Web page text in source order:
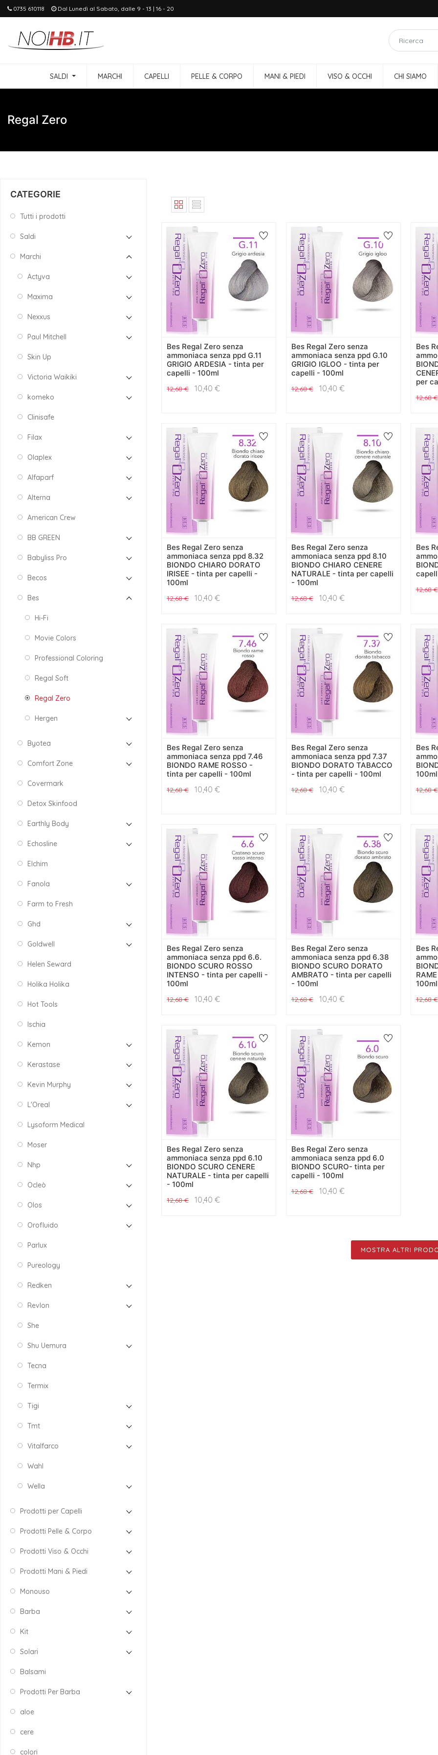
0735 610118 Dal Lunedì al Sabato, dalle 9 - 13 | 16 - 20
SALDI MARCHI CAPELLI PELLE & CORPO MANI & PIEDI VISO & OCCHI CHI SIAMO
Regal Zero
CATEGORIE
Tutti i prodotti
Saldi
Marchi
Actyva
Maxima
Nexxus
Paul Mitchell
Skin Up
Victoria Waikiki
komeko
Clinisafe
Filax
Olaplex
Alfaparf
Alterna
American Crew
BB GREEN
Babyliss Pro
Becos
Bes
Hi-Fi
Movie Colors
Professional Coloring
Regal Soft
Regal Zero
Hergen
Byotea
Comfort Zone
Covermark
Detox Skinfood
Earthly Body
Echosline
Elchim
Fanola
Farm to Fresh
Ghd
Goldwell
Helen Seward
Holika Holika
Hot Tools
Ischia
Kemon
Kerastase
Kevin Murphy
L'Oreal
Lysoform Medical
Moser
Nhp
Ocleò
Olos
Orofluido
Parlux
Pureology
Redken
Revlon
She
Shu Uemura
Tecna
Termix
Tigi
Tmt
Vitalfarco
Wahl
Wella
Prodotti per Capelli
Prodotti Pelle & Corpo
Prodotti Viso & Occhi
Prodotti Mani & Piedi
Monouso
Barba
Kit
Solari
Balsami
Prodotti Per Barba
aloe
cere
colori
Bes Regal Zero senza
ammoniaca senza ppd G.11
GRIGIO ARDESIA - tinta per
capelli - 100ml
12,68€ 10,40 €
Bes Regal Zero senza
ammoniaca senza ppd G.10
GRIGIO IGLOO - tinta per
capelli - 100ml
12,68€ 10,40 €
Bes
per
12,68€
Bes Regal Zero senza
ammoniaca senza ppd 8.32
BIONDO CHIARO DORATO
IRISEE - tinta per capelli -
100ml
12,68€ 10,40 €
Bes Regal Zero senza
ammoniaca senza ppd 8.10
BIONDO CHIARO CENERE
NATURALE - tinta per capelli
- 100ml
12,68€ 10,40 €
Bes
12,68€
Bes Regal Zero senza
ammoniaca senza ppd 7.46
BIONDO RAME ROSSO -
tinta per capelli - 100ml
12,68€ 10,40 €
Bes Regal Zero senza
ammoniaca senza ppd 7.37
BIONDO DORATO TABACCO
- tinta per capelli - 100ml
12,68€ 10,40 €
Bes
100ml
12,68€
Bes Regal Zero senza
ammoniaca senza ppd 6.6.
BIONDO SCURO ROSSO
INTENSO - tinta per capelli -
100ml
12,68€ 10,40 €
Bes Regal Zero senza
ammoniaca senza ppd 6.38
BIONDO SCURO DORATO
AMBRATO - tinta per capelli
- 100ml
12,68€ 10,40 €
Bes
100ml
12,68€
Bes Regal Zero senza
ammoniaca senza ppd 6.10
BIONDO SCURO CENERE
NATURALE - tinta per capelli
- 100ml
12,68€ 10,40 €
Bes Regal Zero senza
ammoniaca senza ppd 6.0
BIONDO SCURO- tinta per
capelli - 100ml
12,68€ 10,40 €
MOSTRA ALTRI